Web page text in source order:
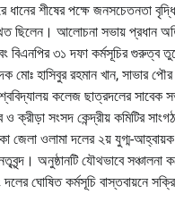
ধানের শীষের পক্ষে জনসচেতনতা
আলোচনা সভায় প্রধান
৩১ দফা কর্মসূচির গুরুত্ব
হাসিবুর রহমান খান, সাভার
কলেজ ছাত্রদলের
সংসদ কেন্দ্রীয় কমিটির
ওলামা দলের ২য় যুগ্ম-আহ্বায়ক
অনুষ্ঠানটি যৌথভাবে সঞ্চালনা
ঘোষিত কর্মসূচি বাস্তবায়নে